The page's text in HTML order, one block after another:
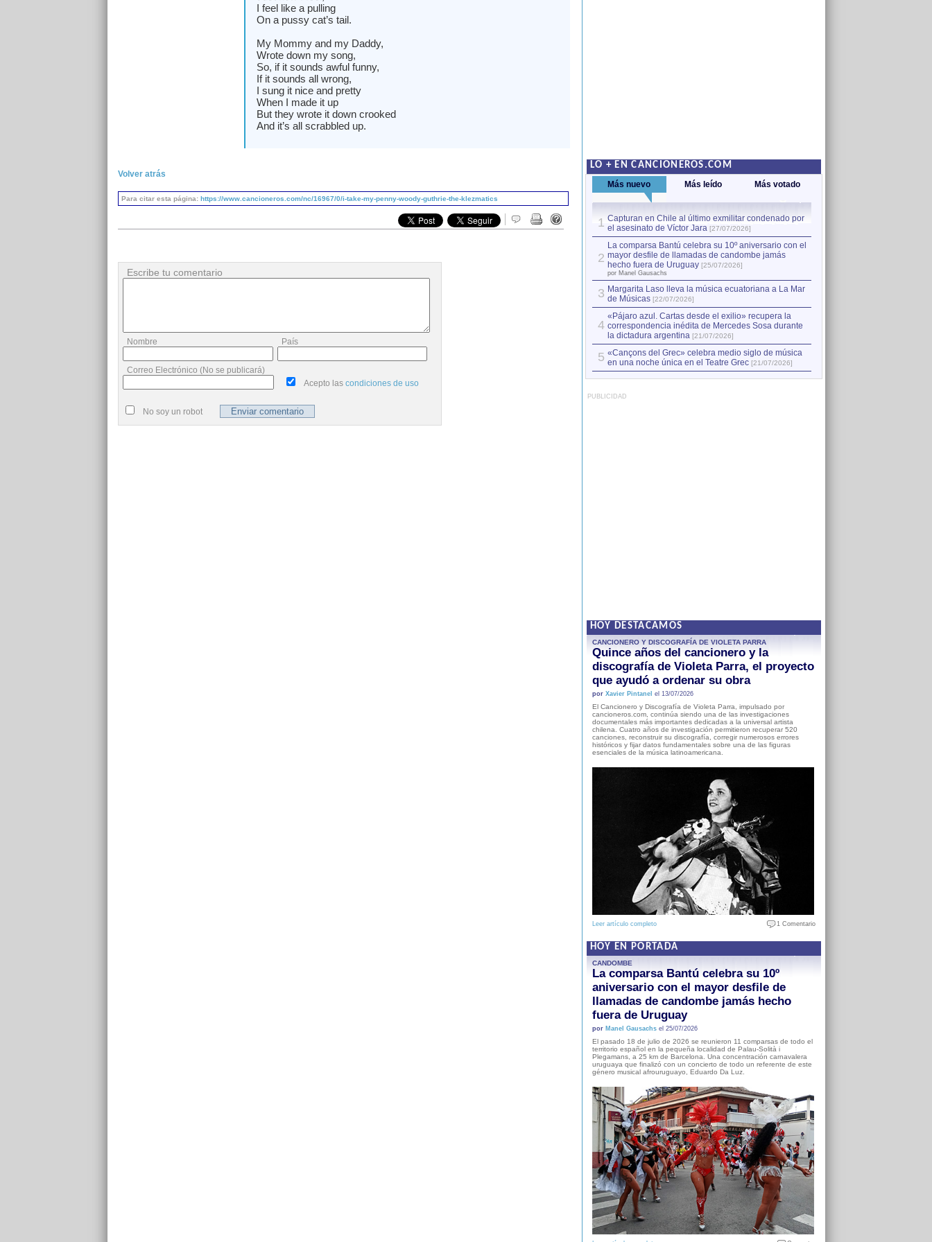
I feel like a pulling
On a pussy cat’s tail.
My Mommy and my Daddy,
Wrote down my song,
So, if it sounds awful funny,
If it sounds all wrong,
I sung it nice and pretty
When I made it up
But they wrote it down crooked
And it’s all scrabbled up.
Volver atrás
Para citar esta página: https://www.cancioneros.com/nc/16967/0/i-take-my-penny-woody-guthrie-the-klezmatics
Escribe tu comentario
Nombre País
Correo Electrónico (No se publicará)
Acepto las condiciones de uso
No soy un robot
LO + EN CANCIONEROS.COM
Más nuevo Más leído Más votado
1 Capturan en Chile al último exmilitar condenado por
el asesinato de Víctor Jara [27/07/2026]
2
La comparsa Bantú celebra su 10º aniversario con el
mayor desfile de llamadas de candombe jamás
hecho fuera de Uruguay [25/07/2026]
por Manel Gausachs
3 Margarita Laso lleva la música ecuatoriana a La Mar
de Músicas [22/07/2026]
4
«Pájaro azul. Cartas desde el exilio» recupera la
correspondencia inédita de Mercedes Sosa durante
la dictadura argentina [21/07/2026]
5 «Cançons del Grec» celebra medio siglo de música
en una noche única en el Teatre Grec [21/07/2026]
PUBLICIDAD
HOY DESTACAMOS
CANCIONERO Y DISCOGRAFÍA DE VIOLETA PARRA
Quince años del cancionero y la
discografía de Violeta Parra, el proyecto
que ayudó a ordenar su obra
por Xavier Pintanel el 13/07/2026
El Cancionero y Discografía de Violeta Parra, impulsado por
cancioneros.com, continúa siendo una de las investigaciones
documentales más importantes dedicadas a la universal artista
chilena. Cuatro años de investigación permitieron recuperar 520
canciones, reconstruir su discografía, corregir numerosos errores
históricos y fijar datos fundamentales sobre una de las figuras
esenciales de la música latinoamericana.
Leer artículo completo 1 Comentario
HOY EN PORTADA
CANDOMBE
La comparsa Bantú celebra su 10º
aniversario con el mayor desfile de
llamadas de candombe jamás hecho
fuera de Uruguay
por Manel Gausachsel 25/07/2026
El pasado 18 de julio de 2026 se reunieron 11 comparsas de todo el
territorio español en la pequeña localidad de Palau-Solità i
Plegamans, a 25 km de Barcelona. Una concentración carnavalera
uruguaya que finalizó con un concierto de todo un referente de este
género musical afrouruguayo, Eduardo Da Luz.